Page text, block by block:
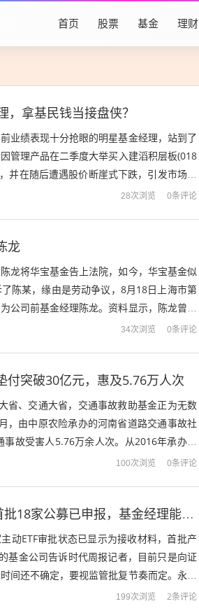
首页 股票 基金 理财
拿基民钱当接盘侠？
业绩表现十分抢眼的明星基金经理，站到了
管理产品在二季度大举买入建滔积层板(018
并在随后遭遇股价断崖式下跌，引发市场广
28次浏览 0条评论
龙
龙将华宝基金告上法院，如今，华宝基金似
陈某，缘由是劳动争议，8月18日上海市第
公司前基金经理陈龙。资料显示，陈龙曾在
工作。2...
34次浏览 0条评论
付突破30亿元，惠及5.76万人次
省、交通大省，交通事故救助基金正为无数
，由中原农险承办的河南省道路交通事故社
故受害人5.76万余人次。从2016年承办之
100次浏览 0条评论
抢滩17万亿市场！主动ETF要来了，首批18家公募已申报，基金经理能主动调仓
动ETF审批状态已显示为接收材料，首批产
基金公司告诉时代周报记者，目前只是向证
间还不确定，要视监管批复节奏而定。永赢
者...
199次浏览 2条评论